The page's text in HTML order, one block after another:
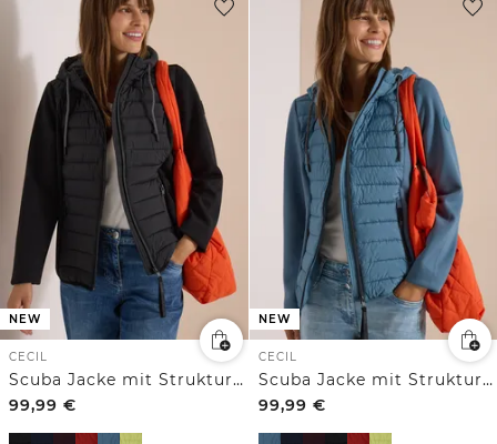
NEW
CECIL
Scuba Jacke mit Strukturmix und Kapuze
99,99 €
NEW
CECIL
Scuba Jacke mit Strukturmix und Kapuze
99,99 €